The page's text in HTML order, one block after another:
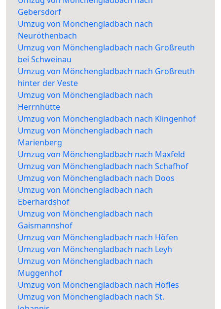
Gebersdorf
Umzug von Mönchengladbach nach
Neuröthenbach
Umzug von Mönchengladbach nach Großreuth
bei Schweinau
Umzug von Mönchengladbach nach Großreuth
hinter der Veste
Umzug von Mönchengladbach nach
Herrnhütte
Umzug von Mönchengladbach nach Klingenhof
Umzug von Mönchengladbach nach
Marienberg
Umzug von Mönchengladbach nach Maxfeld
Umzug von Mönchengladbach nach Schafhof
Umzug von Mönchengladbach nach Doos
Umzug von Mönchengladbach nach
Eberhardshof
Umzug von Mönchengladbach nach
Gaismannshof
Umzug von Mönchengladbach nach Höfen
Umzug von Mönchengladbach nach Leyh
Umzug von Mönchengladbach nach
Muggenhof
Umzug von Mönchengladbach nach Höfles
Umzug von Mönchengladbach nach St.